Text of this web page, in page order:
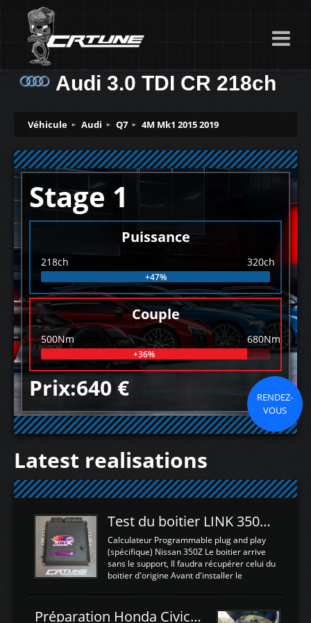
Audi 3.0 TDI CR 218ch
Véhicule Audi Q7 4M Mk1 2015 2019
Stage 1
Puissance
218ch 320ch
+47%
Couple
500Nm 680Nm
+36%
Prix:640 €
RENDEZ-
VOUS
Latest realisations
Test du boitier LINK 350Z Plugin ECU
Calculateur Programmable plug and play
(spécifique) Nissan 350Z Le boitier arrive
sans le support, Il faudra récupérer celui du
boitier d'origine Avant d'installer le
d'envoyer l'information de la large bande
Préparation Honda Civic Type R FK2